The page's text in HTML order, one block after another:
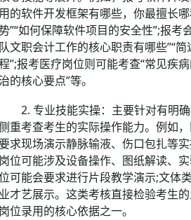
的软件开发框架有哪些，你最擅长
”“如何保障软件项目的安全性”;报考
文职会计工作的核心职责有哪些”“
”;报考医疗岗位则可能考查“常见疾
的核心要点”等。
专业技能实操：主要针对有明确
重考查考生的实际操作能力。例如
求现场演示静脉输液、伤口包扎等
位可能涉及设备操作、图纸解读、
可能会要求进行片段教学演示;文体
才艺展示。这类考核直接检验考生
位录用的核心依据之一。